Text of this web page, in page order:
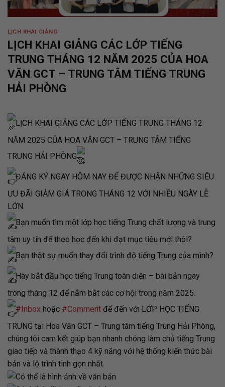
LỊCH KHAI GIẢNG
LỊCH KHAI GIẢNG CÁC LỚP TIẾNG
TRUNG THÁNG 12 NĂM 2025 CỦA HOA
VĂN GCT – TRUNG TÂM TIẾNG TRUNG
HẢI PHÒNG
LỊCH KHAI GIẢNG CÁC LỚP TIẾNG TRUNG THÁNG 12
NĂM 2025 CỦA HOA VĂN GCT – TRUNG TÂM TIẾNG
TRUNG HẢI PHÒNG
ĐĂNG KÝ NGAY HÔM NAY ĐỂ ĐƯỢC NHẬN NHỮNG SIÊU
ƯU ĐÃI GIẢM GIÁ TRONG THÁNG 12 VỚI NHIỀU NGÀY LỄ
LỚN.
Bạn muốn tìm một lớp học tiếng Trung chất lượng và trung
tâm uy tín để theo học đến khi đạt mục tiêu mới thôi?
Bạn thật sự muốn thay đổi trình độ tiếng Trung của mình?
Hãy bắt đầu học tiếng Trung toàn diện – bài bản ngay
trong tháng 12 để nắm bắt các cơ hội trong năm 2025.
#Inbox hoặc #Comment để đến với LỚP HỌC TIẾNG
TRUNG tại Hoa Văn GCT – Trung tâm tiếng Trung Hải Phòng,
chúng tôi cam kết giúp bạn nhanh chóng làm chủ tiếng Trung
giao tiếp và thành thạo 4 kỹ năng với hệ thống kiến thức bài
bản và lộ trình tinh gọn nhất.